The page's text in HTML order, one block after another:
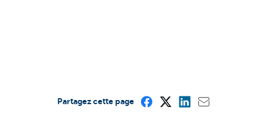
Partagez cette page